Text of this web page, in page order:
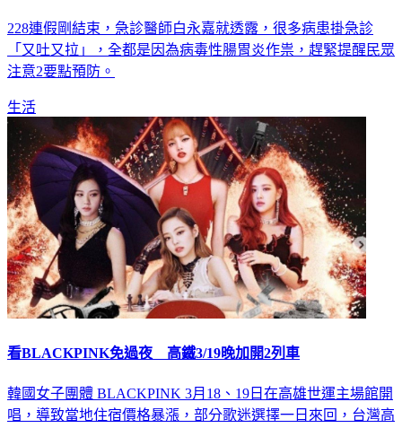
228連假剛結束，急診醫師白永嘉就透露，很多病患掛急診
「又吐又拉」，全都是因為病毒性腸胃炎作祟，趕緊提醒民眾
注意2要點預防。
生活
看BLACKPINK免過夜 高鐵3/19晚加開2列車
韓國女子團體 BLACKPINK 3月18、19日在高雄世運主場館開
唱，導致當地住宿價格暴漲，部分歌迷選擇一日來回，台灣高